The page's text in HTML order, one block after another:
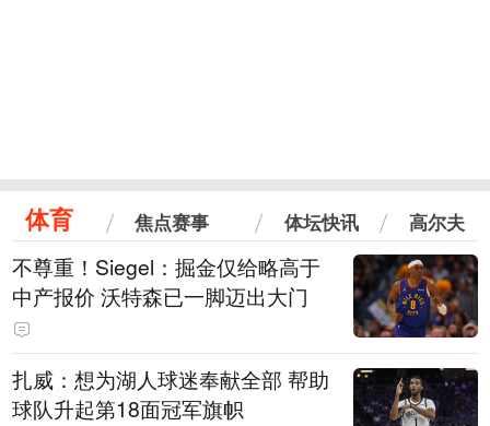
体育 焦点赛事 体坛快讯 高尔夫
不尊重！Siegel：掘金仅给略高于
中产报价 沃特森已一脚迈出大门
扎威：想为湖人球迷奉献全部 帮助
球队升起第18面冠军旗帜